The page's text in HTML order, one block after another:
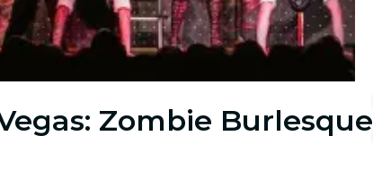
Zombie Burlesque